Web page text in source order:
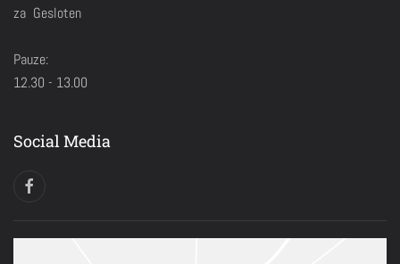
za Gesloten
Pauze:
12.30 - 13.00
Social Media